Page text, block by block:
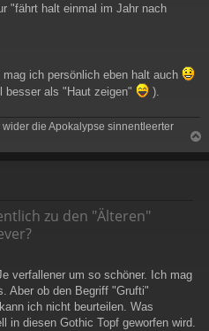
"fährt halt einmal im Jahr nach
ich persönlich eben halt auch
besser als "Haut zeigen"
).
die Apokalypse sinnentleerter
a
zu den "Älteren"
verfallener um so schöner. Ich mag
Aber ob den Begriff "Grufti"
ich nicht beurteilen. Was
in diesen Gothic Topf geworfen wird.